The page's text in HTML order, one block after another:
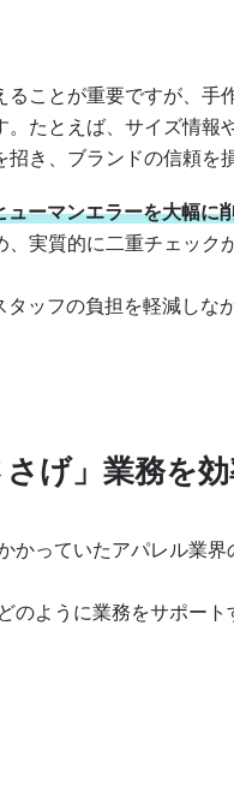
ことが重要ですが、手
たとえば、サイズ情報
き、ブランドの信頼を
ューマンエラーを大幅に
実質的に二重チェック
ッフの負担を軽減しな
さげ」業務を
かっていたアパレル業
ように業務をサポート